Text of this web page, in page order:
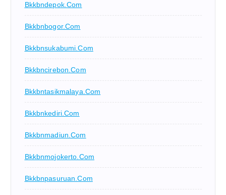
Bkkbndepok.com
Bkkbnbogor.com
Bkkbnsukabumi.com
Bkkbncirebon.com
Bkkbntasikmalaya.com
Bkkbnkediri.com
Bkkbnmadiun.com
Bkkbnmojokerto.com
Bkkbnpasuruan.com